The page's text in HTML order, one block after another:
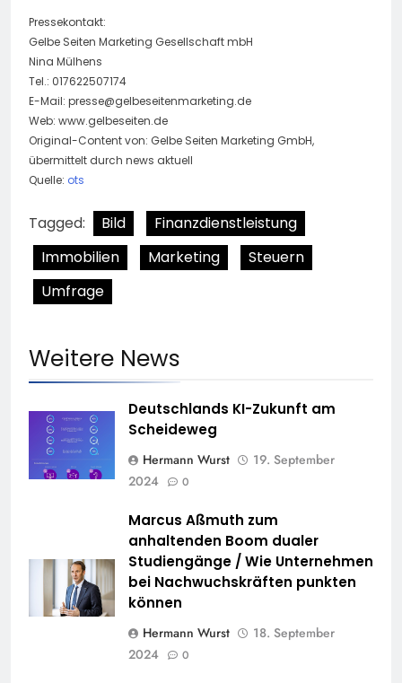
Pressekontakt:
Gelbe Seiten Marketing Gesellschaft mbH
Nina Mülhens
Tel.: 017622507174
E-Mail: presse@gelbeseitenmarketing.de
Web: www.gelbeseiten.de
Original-Content von: Gelbe Seiten Marketing GmbH,
übermittelt durch news aktuell
Quelle: ots
Tagged: Bild
Finanzdienstleistung
Immobilien
Marketing
Steuern
Umfrage
Weitere News
Deutschlands KI-Zukunft am
Scheideweg
Hermann Wurst
19. September
2024
0
Marcus Aßmuth zum
anhaltenden Boom dualer
Studiengänge / Wie Unternehmen
bei Nachwuchskräften punkten
können
Hermann Wurst
18. September
2024
0